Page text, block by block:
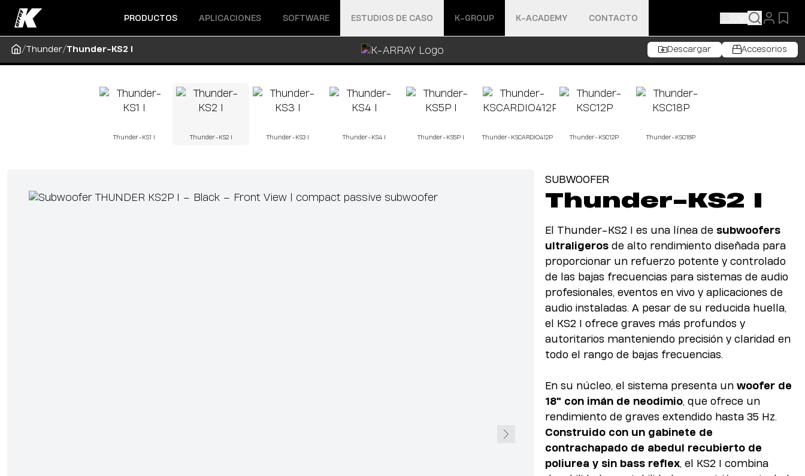
Abrir menú
PRODUCTOS Abrir menú
APLICACIONES Abrir menú
SOFTWARE ESTUDIOS DE CASO Abrir menú
K-GROUP K-ACADEMY CONTACTO ES
/Thunder/Thunder-KS2 I Descargar Accesorios
Thunder-KS1 I Thunder-KS2 I Thunder-KS3 I Thunder-KS4 I Thunder-KS5P I Thunder-KSCARDIO412P Thunder-KSC12P Thunder-KSC18P
SUBWOOFER
Thunder-KS2 I
El Thunder-KS2 I es una línea de subwoofers
ultraligeros de alto rendimiento diseñada para
proporcionar un refuerzo potente y controlado
de las bajas frecuencias para sistemas de audio
profesionales, eventos en vivo y aplicaciones de
audio instaladas. A pesar de su reducida huella,
el KS2 I ofrece graves más profundos y
autoritarios manteniendo precisión y claridad en
todo el rango de bajas frecuencias.
En su núcleo, el sistema presenta un woofer de
18" con imán de neodimio, que ofrece un
rendimiento de graves extendido hasta 35 Hz.
Construido con un gabinete de
contrachapado de abedul recubierto de
poliurea y sin bass reflex, el KS2 I combina